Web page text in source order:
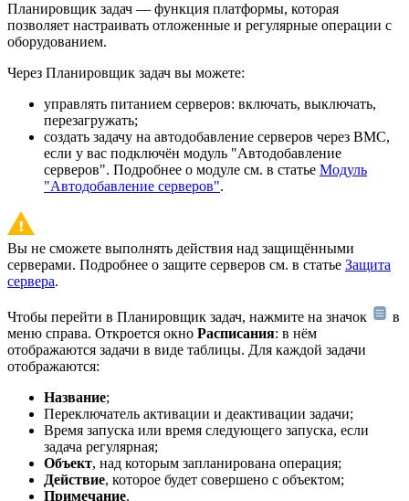
Планировщик задач — функция платформы, которая
позволяет настраивать отложенные и регулярные операции с
оборудованием.
Через Планировщик задач вы можете:
управлять питанием серверов: включать, выключать,
перезагружать;
создать задачу на автодобавление серверов через BMC,
если у вас подключён модуль "Автодобавление
серверов". Подробнее о модуле см. в статье Модуль
"Автодобавление серверов".
Вы не сможете выполнять действия над защищёнными
серверами. Подробнее о защите серверов см. в статье Защита
сервера.
Чтобы перейти в Планировщик задач, нажмите на значок
в
меню справа. Откроется окно Расписания: в нём
отображаются задачи в виде таблицы. Для каждой задачи
отображаются:
Название;
Переключатель активации и деактивации задачи;
Время запуска или время следующего запуска, если
задача регулярная;
Объект, над которым запланирована операция;
Действие, которое будет совершено с объектом;
Примечание.